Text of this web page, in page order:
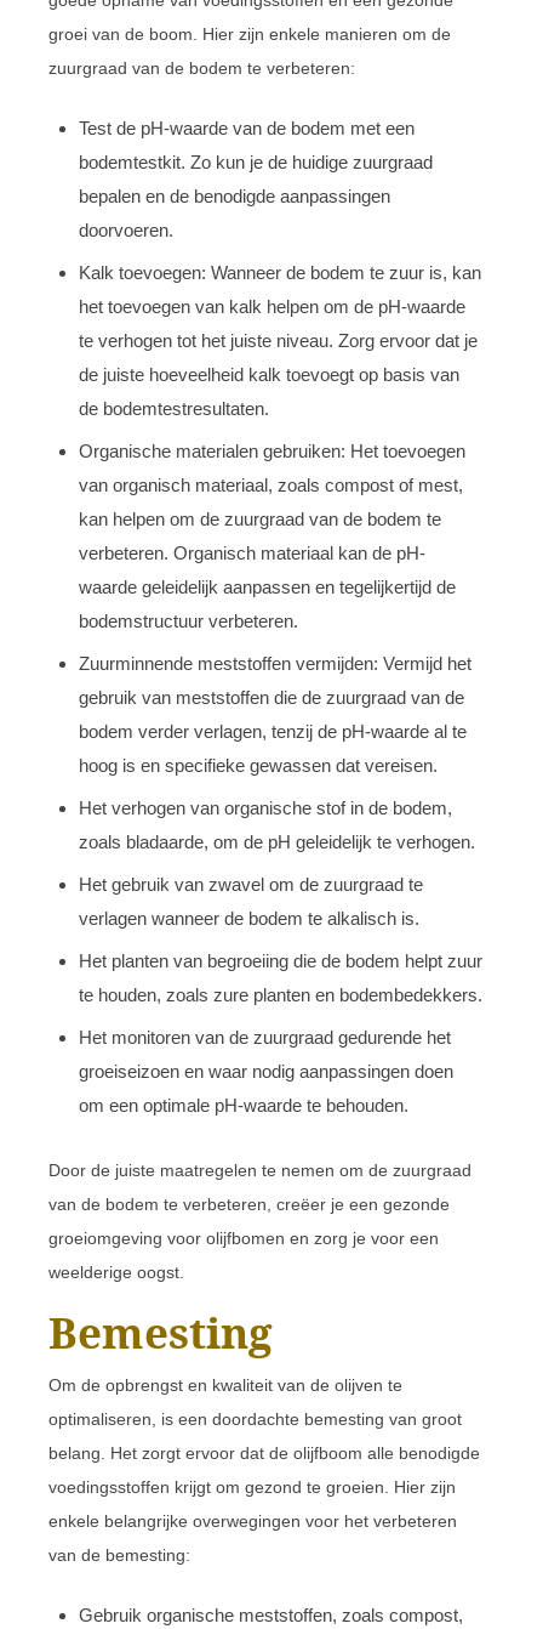
groei van de boom. Hier zijn enkele manieren om de
zuurgraad van de bodem te verbeteren:
Test de pH-waarde van de bodem met een
bodemtestkit. Zo kun je de huidige zuurgraad
bepalen en de benodigde aanpassingen
doorvoeren.
Kalk toevoegen: Wanneer de bodem te zuur is, kan
het toevoegen van kalk helpen om de pH-waarde
te verhogen tot het juiste niveau. Zorg ervoor dat je
de juiste hoeveelheid kalk toevoegt op basis van
de bodemtestresultaten.
Organische materialen gebruiken: Het toevoegen
van organisch materiaal, zoals compost of mest,
kan helpen om de zuurgraad van de bodem te
verbeteren. Organisch materiaal kan de pH-
waarde geleidelijk aanpassen en tegelijkertijd de
bodemstructuur verbeteren.
Zuurminnende meststoffen vermijden: Vermijd het
gebruik van meststoffen die de zuurgraad van de
bodem verder verlagen, tenzij de pH-waarde al te
hoog is en specifieke gewassen dat vereisen.
Het verhogen van organische stof in de bodem,
zoals bladaarde, om de pH geleidelijk te verhogen.
Het gebruik van zwavel om de zuurgraad te
verlagen wanneer de bodem te alkalisch is.
Het planten van begroeiing die de bodem helpt zuur
te houden, zoals zure planten en bodembedekkers.
Het monitoren van de zuurgraad gedurende het
groeiseizoen en waar nodig aanpassingen doen
om een optimale pH-waarde te behouden.
Door de juiste maatregelen te nemen om de zuurgraad
van de bodem te verbeteren, creëer je een gezonde
groeiomgeving voor olijfbomen en zorg je voor een
weelderige oogst.
Bemesting
Om de opbrengst en kwaliteit van de olijven te
optimaliseren, is een doordachte bemesting van groot
belang. Het zorgt ervoor dat de olijfboom alle benodigde
voedingsstoffen krijgt om gezond te groeien. Hier zijn
enkele belangrijke overwegingen voor het verbeteren
van de bemesting:
Gebruik organische meststoffen, zoals compost,